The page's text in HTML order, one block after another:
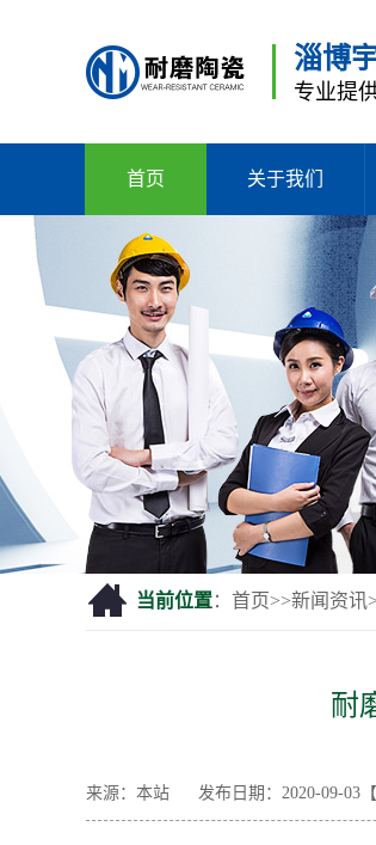
淄博
专业提
首页 关于我们
当前位置： 首页>>新闻资讯
耐
来源：本站 发布日期：2020-09-03【